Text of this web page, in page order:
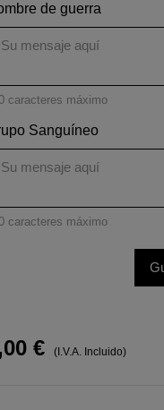
de guerra
caracteres máximo
Sanguíneo
caracteres máximo
€ (I.V.A. Incluido)